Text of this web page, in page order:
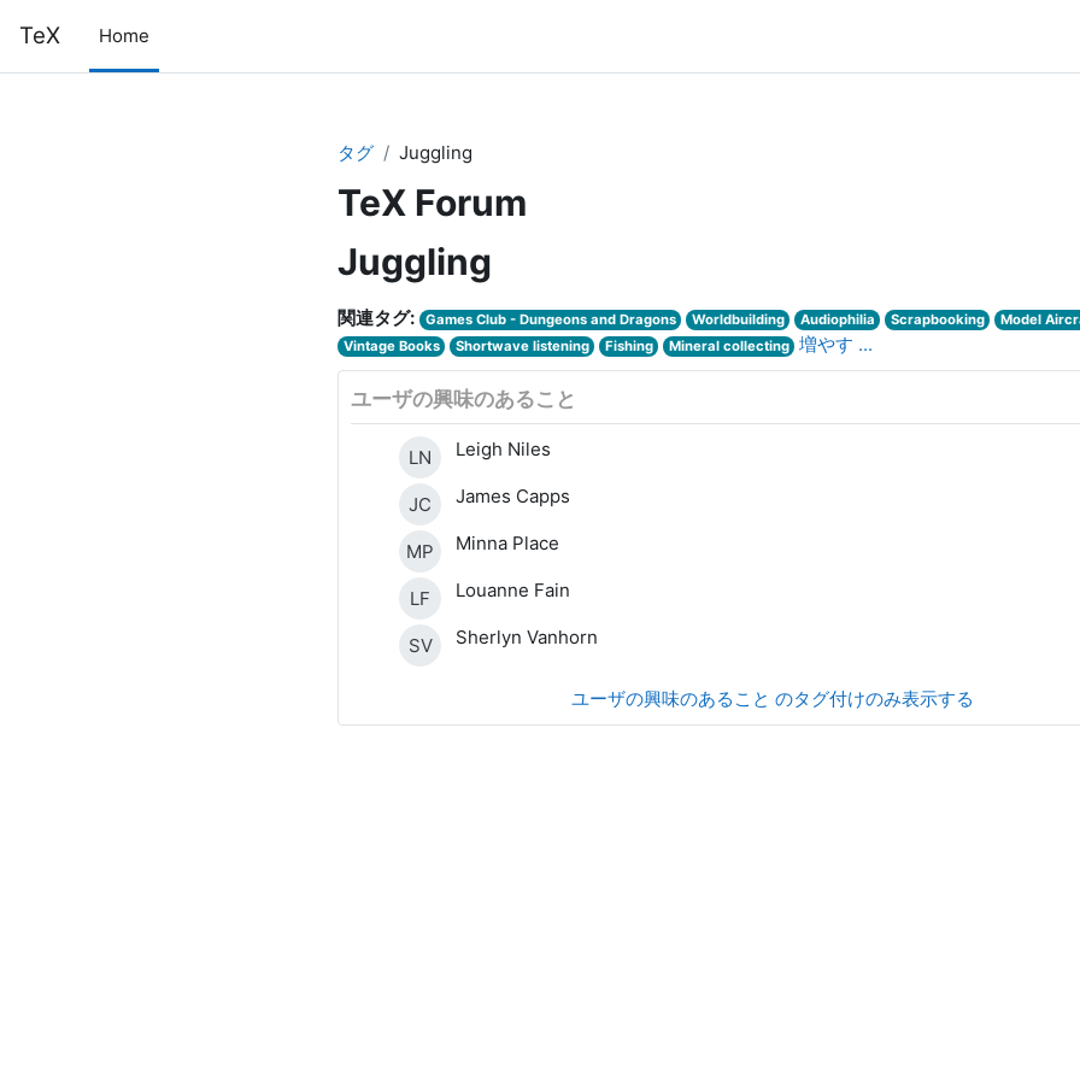
TeX Home
タグ Juggling
TeX Forum
Juggling
関連タグ: Games Club - Dungeons and Dragons Worldbuilding Audiophilia Scrapbooking
Model
Vintage Books
Shortwave listening Fishing Mineral collecting 増やす ...
ユーザの興味のあること
LN Leigh Niles
JC James Capps
MP Minna Place
LF Louanne Fain
SV Sherlyn Vanhorn
ユーザの興味のあること のタグ付けのみ表示する